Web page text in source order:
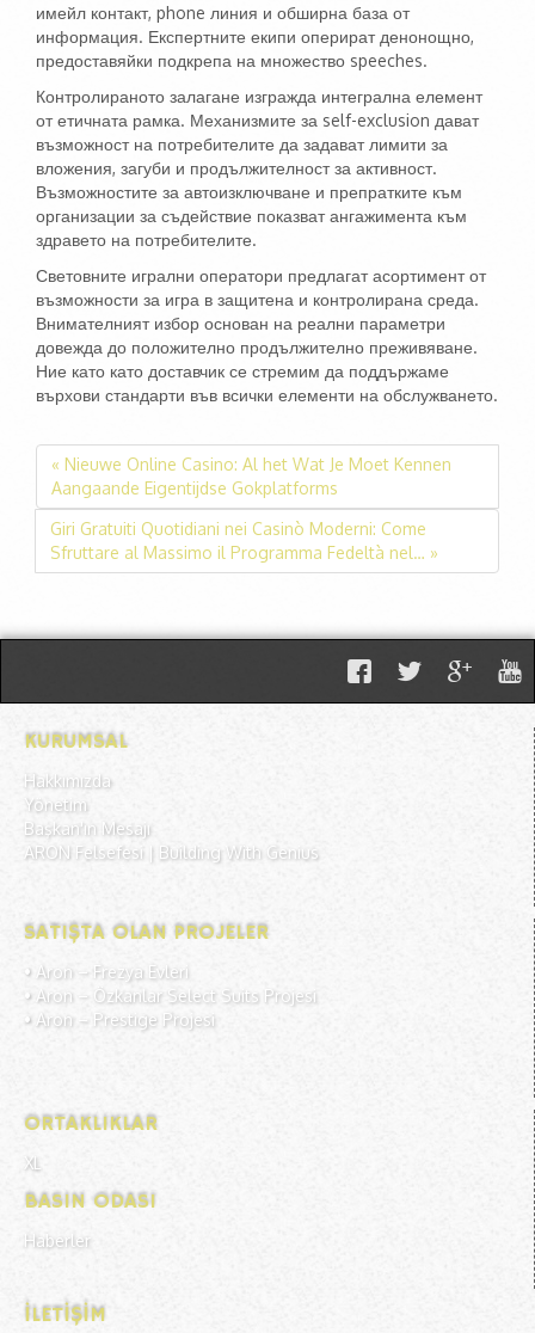
имейл контакт, phone линия и обширна база от
информация. Експертните екипи оперират денонощно,
предоставяйки подкрепа на множество speeches.
Контролираното залагане изгражда интегрална елемент
от етичната рамка. Механизмите за self-exclusion дават
възможност на потребителите да задават лимити за
вложения, загуби и продължителност за активност.
Възможностите за автоизключване и препратките към
организации за съдействие показват ангажимента към
здравето на потребителите.
Световните игрални оператори предлагат асортимент от
възможности за игра в защитена и контролирана среда.
Внимателният избор основан на реални параметри
довежда до положително продължително преживяване.
Ние като като доставчик се стремим да поддържаме
върхови стандарти във всички елементи на обслужването.
« Nieuwe Online Casino: Al het Wat Je Moet Kennen
Aangaande Eigentijdse Gokplatforms
Giri Gratuiti Quotidiani nei Casinò Moderni: Come
Sfruttare al Massimo il Programma Fedeltà nel… »
KURUMSAL
Hakkımızda
Yönetim
Başkan'ın Mesajı
ARON Felsefesi | Building With Genius
SATIŞTA OLAN PROJELER
• Aron – Frezya Evleri
• Aron – Özkanlar Select Suits Projesi
• Aron – Prestige Projesi
ORTAKLIKLAR
XL
BASIN ODASI
Haberler
İLETIŞIM